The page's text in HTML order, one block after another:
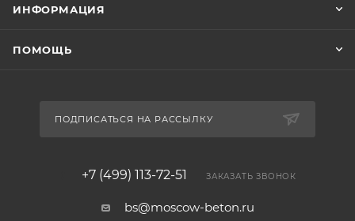
ИНФОРМАЦИЯ
ПОМОЩЬ
ПОДПИСАТЬСЯ НА РАССЫЛКУ
+7 (499) 113-72-51 ЗАКАЗАТЬ ЗВОНОК
bs@moscow-beton.ru